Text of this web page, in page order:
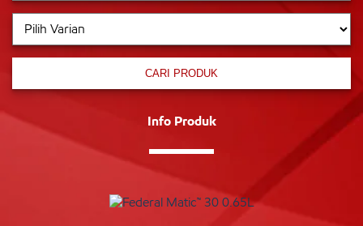
CARI PRODUK
Info Produk